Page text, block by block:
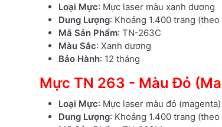
Loại Mực: Mực laser màu xanh dương
Dung Lượng: Khoảng 1.400 trang
Mã Sản Phẩm: TN-263C
Màu Sắc: Xanh dương
Bảo Hành: 12 tháng
Mực TN 263 - Màu Đỏ
Loại Mực: Mực laser màu đỏ (magenta)
Dung Lượng: Khoảng 1.400 trang